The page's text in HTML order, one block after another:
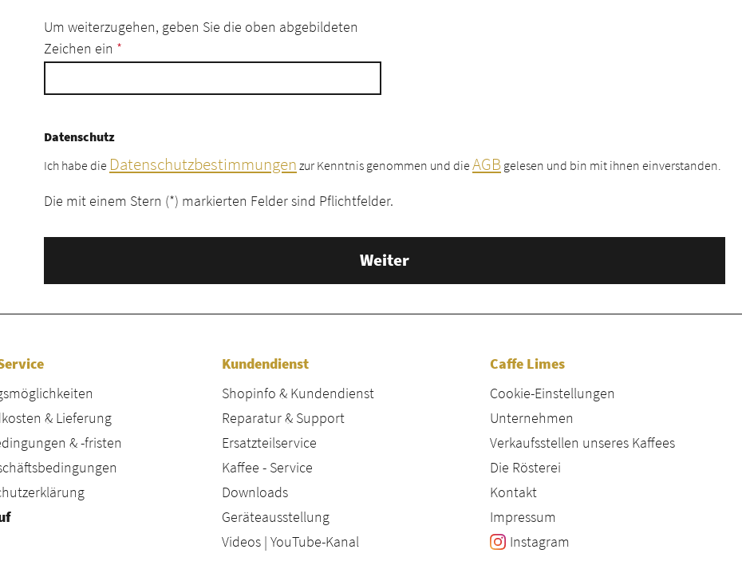
Um weiterzugehen, geben Sie die oben abgebildeten
Zeichen ein *
Datenschutz
Ich habe die Datenschutzbestimmungen zur Kenntnis genommen und dieAGB gelesen und bin mit ihnen einverstanden.
Die mit einem Stern (*) markierten Felder sind Pflichtfelder.
Weiter
& Lieferung
& -fristen
Kundendienst
Shopinfo & Kundendienst
Reparatur & Support
Ersatzteilservice
Kaffee - Service
Downloads
Geräteausstellung
Videos | YouTube-Kanal
Caffe Limes
Cookie-Einstellungen
Unternehmen
Verkaufsstellen unseres Kaffees
Die Rösterei
Kontakt
Impressum
Instagram